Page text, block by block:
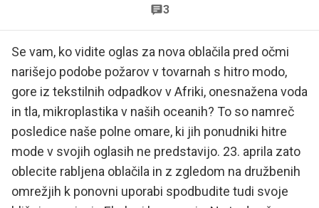
3
Se vam, ko vidite oglas za nova oblačila pred očmi
narišejo podobe požarov v tovarnah s hitro modo,
gore iz tekstilnih odpadkov v Afriki, onesnažena voda
in tla, mikroplastika v naših oceanih? To so namreč
posledice naše polne omare, ki jih ponudniki hitre
mode v svojih oglasih ne predstavijo. 23. aprila zato
oblecite rabljena oblačila in z zgledom na družbenih
omrežjih k ponovni uporabi spodbudite tudi svoje